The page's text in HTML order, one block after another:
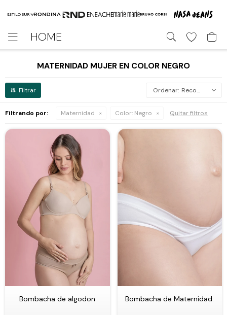
HOME

MATERNIDAD MUJER EN COLOR NEGRO
Recomendados
Filtrando por: Maternidad Color: Negro Quitar filtros
Bombacha de algodon Bombacha de Maternidad.